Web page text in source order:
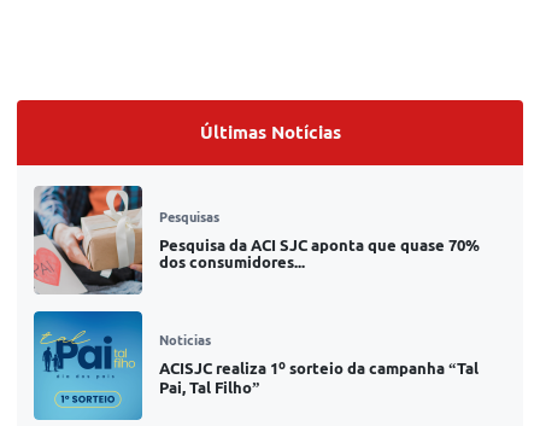
Últimas Notícias
Pesquisas
Pesquisa da ACI SJC aponta que quase 70%
dos consumidores...
Noticias
ACISJC realiza 1º sorteio da campanha “Tal
Pai, Tal Filho”